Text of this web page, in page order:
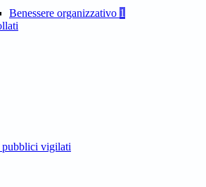
Benessere organizzativo 1
vigilati